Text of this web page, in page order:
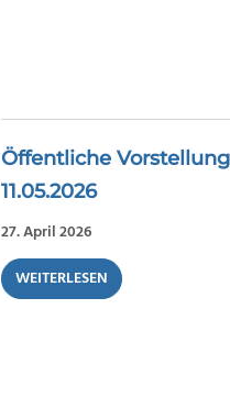
Öffentliche
11.05.2026
27. April 2026
WEITERLESEN